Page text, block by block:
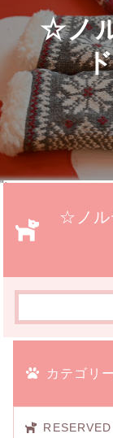
">
☆ノ
☆ノル
カテゴリ